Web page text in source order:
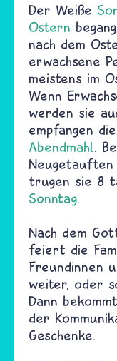
Der Weiße
Ostern
nach dem
erwachsene
meistens im
Wenn
werden sie
empfangen die
Abendmahl.
Neugetauften
trugen sie 8
Sonntag.
Nach dem
feiert die
Freundinnen
weiter, oder
Dann
der
Geschenke.